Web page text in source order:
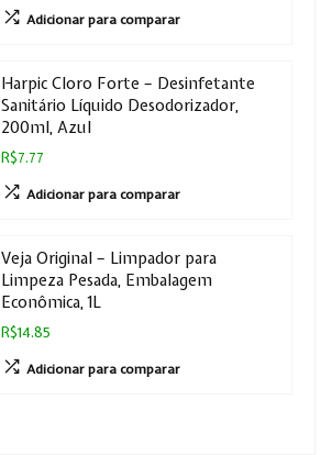
Adicionar para comparar
Harpic Cloro Forte – Desinfetante
Sanitário Líquido Desodorizador,
200ml, Azul
R$7.77
Adicionar para comparar
Veja Original – Limpador para
Limpeza Pesada, Embalagem
Econômica, 1L
R$14.85
Adicionar para comparar